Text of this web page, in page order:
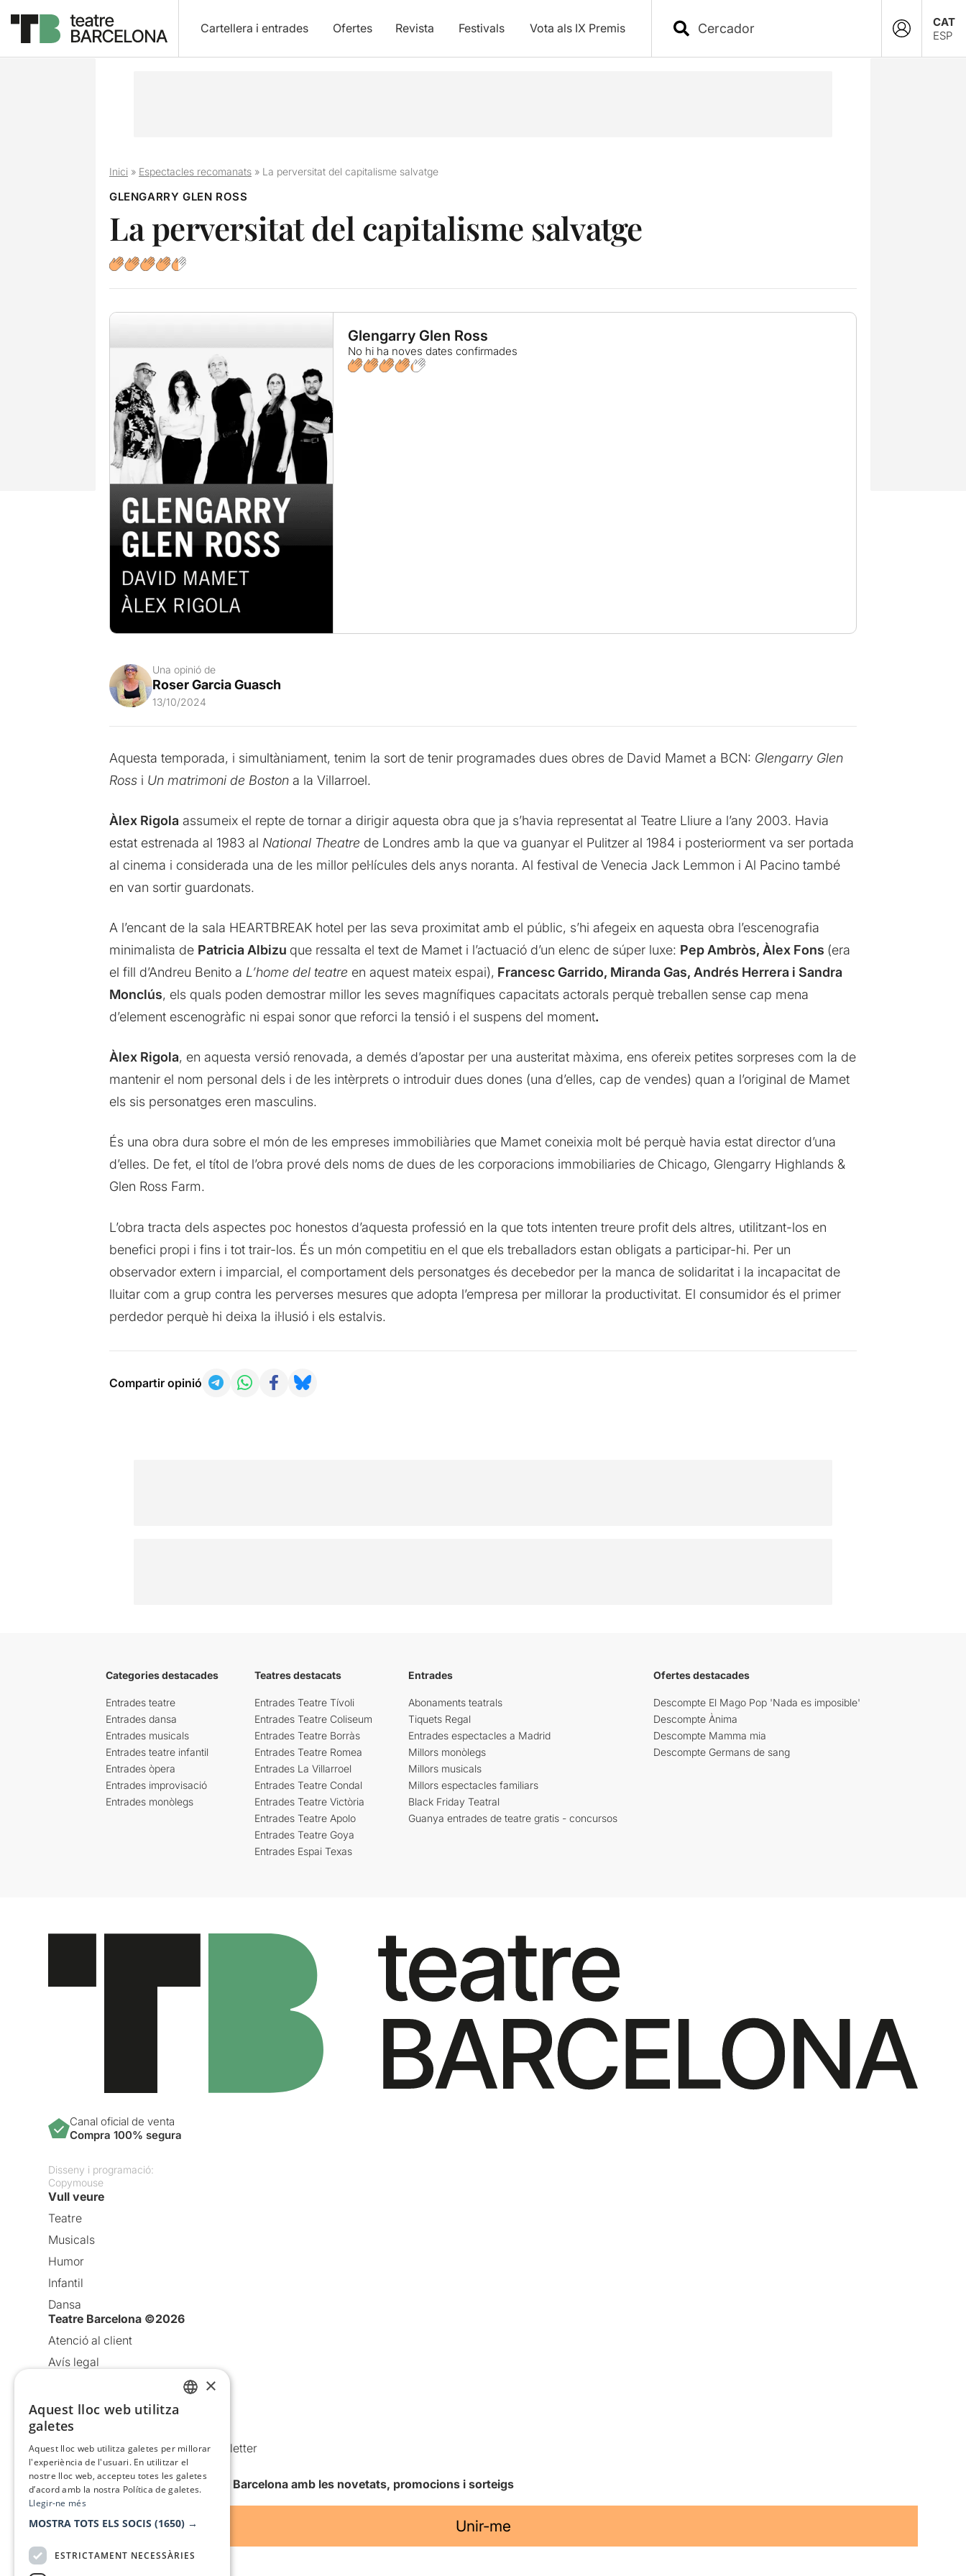
Cartellera i entrades Ofertes Revista Festivals Vota als IX Premis
CAT
ESP
Inici» Espectacles recomanats» La perversitat del capitalisme salvatge
GLENGARRY GLEN ROSS
La perversitat del capitalisme salvatge
Glengarry Glen Ross
No hi ha noves dates confirmades
Una opinió de
Roser Garcia Guasch
13/10/2024
Aquesta temporada, i simultàniament, tenim la sort de tenir programades dues obres de David Mamet a BCN: Glengarry Glen
Rossi Un matrimoni de Bostona la Villarroel.
Àlex Rigola assumeix el repte de tornar a dirigir aquesta obra que ja s’havia representat al Teatre Lliure a l’any 2003. Havia
estat estrenada al 1983 al National Theatre de Londres amb la que va guanyar el Pulitzer al 1984 i posteriorment va ser portada
al cinema i considerada una de les millor pel·lícules dels anys noranta. Al festival de Venecia Jack Lemmon i Al Pacino també
en van sortir guardonats.
A l’encant de la sala HEARTBREAK hotel per las seva proximitat amb el públic, s’hi afegeix en aquesta obra l’escenografia
minimalista de Patricia Albizu que ressalta el text de Mamet i l’actuació d’un elenc de súper luxe: Pep Ambròs, Àlex Fons (era
el fill d’Andreu Benito a L’home del teatre en aquest mateix espai), Francesc Garrido, Miranda Gas, Andrés Herrera i Sandra
Monclús, els quals poden demostrar millor les seves magnífiques capacitats actorals perquè treballen sense cap mena
d’element escenogràfic ni espai sonor que reforci la tensió i el suspens del moment.
Àlex Rigola, en aquesta versió renovada, a demés d’apostar per una austeritat màxima, ens ofereix petites sorpreses com la de
mantenir el nom personal dels i de les intèrprets o introduir dues dones (una d’elles, cap de vendes) quan a l’original de Mamet
els sis personatges eren masculins.
És una obra dura sobre el món de les empreses immobiliàries que Mamet coneixia molt bé perquè havia estat director d’una
d’elles. De fet, el títol de l’obra prové dels noms de dues de les corporacions immobiliaries de Chicago, Glengarry Highlands &
Glen Ross Farm.
L’obra tracta dels aspectes poc honestos d’aquesta professió en la que tots intenten treure profit dels altres, utilitzant-los en
benefici propi i fins i tot trair-los. És un món competitiu en el que els treballadors estan obligats a participar-hi. Per un
observador extern i imparcial, el comportament dels personatges és decebedor per la manca de solidaritat i la incapacitat de
lluitar com a grup contra les perverses mesures que adopta l’empresa per millorar la productivitat. El consumidor és el primer
perdedor perquè hi deixa la il·lusió i els estalvis.
Compartir opinió
Categories destacades
Entrades teatre
Entrades dansa
Entrades musicals
Entrades teatre infantil
Entrades òpera
Entrades improvisació
Entrades monòlegs
Teatres destacats
Entrades Teatre Tívoli
Entrades Teatre Coliseum
Entrades Teatre Borràs
Entrades Teatre Romea
Entrades La Villarroel
Entrades Teatre Condal
Entrades Teatre Victòria
Entrades Teatre Apolo
Entrades Teatre Goya
Entrades Espai Texas
Entrades
Abonaments teatrals
Tiquets Regal
Entrades espectacles a Madrid
Millors monòlegs
Millors musicals
Millors espectacles familiars
Black Friday Teatral
Guanya entrades de teatre gratis - concursos
Ofertes destacades
Descompte El Mago Pop 'Nada es imposible'
Descompte Ànima
Descompte Mamma mia
Descompte Germans de sang
Canal oficial de venta
Compra 100% segura
Disseny i programació:
Copymouse
Vull veure
Teatre
Musicals
Humor
Infantil
Dansa
Teatre Barcelona ©2026
Atenció al client
Avís legal
Política de cookies
Condicions d’ús
Comunicacions comercials i Newsletter
Anuncia’t
Vull rebre la newsletter de Teatre Barcelona amb les novetats, promocions i sorteigs
Unir-me
×
Aquest lloc web utilitza
galetes
Aquest lloc web utilitza galetes per millorar
l'experiència de l'usuari. En utilitzar el
nostre lloc web, accepteu totes les galetes
d’acord amb la nostra Política de galetes.
Llegir-ne més
MOSTRA TOTS ELS SOCIS (1650) →
ESTRICTAMENT NECESSÀRIES